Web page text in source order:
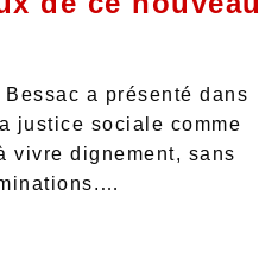
a présenté dans
justice sociale comme
vivre dignement, sans